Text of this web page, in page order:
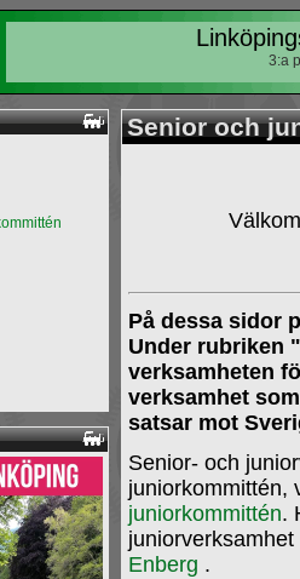
3:a
Senior och
På dessa sidor
Under rubriken
verksamheten
verksamhet
satsar mot
Senior- och
juniorkommittén,
juniorkommittén.
Enberg .